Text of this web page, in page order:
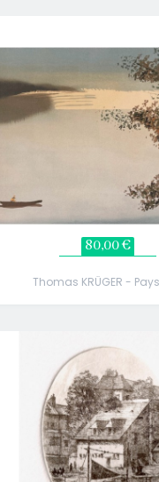
80,00 €
Thomas KRÜGER -